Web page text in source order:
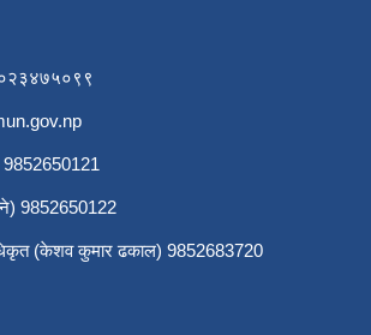
9852650121
9852650122
(केशव कुमार ढकाल) 9852683720